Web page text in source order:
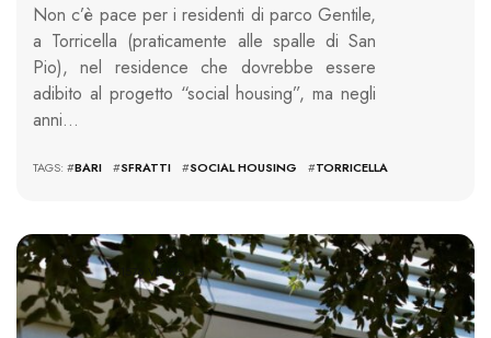
Non c’è pace per i residenti di parco Gentile,
a Torricella (praticamente alle spalle di San
Pio), nel residence che dovrebbe essere
adibito al progetto “social housing”, ma negli
anni…
TAGS: #BARI #SFRATTI #SOCIAL HOUSING #TORRICELLA
1576 VIEWS